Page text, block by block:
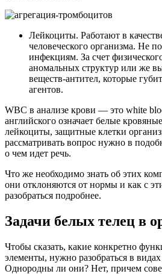
Лейкоциты. Работают в
человеческого организма. Не
инфекциям. За счет
аномальных структур или же
веществ-антител, которые
агентов.
WBC в анализе крови — это white
английского означает белые
лейкоциты, защитные клетки
рассматривать вопрос нужно в
о чем идет речь.
Что же необходимо знать об этих
они отклоняются от нормы и как с
разобраться подробнее.
Задачи белых телец в
Чтобы сказать, какие конкретно
элементы, нужно разобраться в
Однородны ли они? Нет, причем